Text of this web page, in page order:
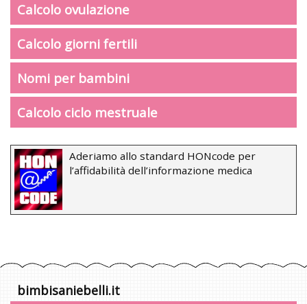
Calcolo ovulazione
Calcolo giorni fertili
Nomi per bambini
Calcolo ciclo mestruale
Aderiamo allo standard HONcode per
l’affidabilità dell’informazione medica
bimbisaniebelli.it